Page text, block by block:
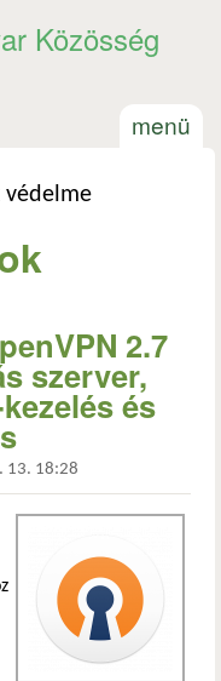
Közösség
menü
védelme
2.7
szerver,
és
13. 18:28